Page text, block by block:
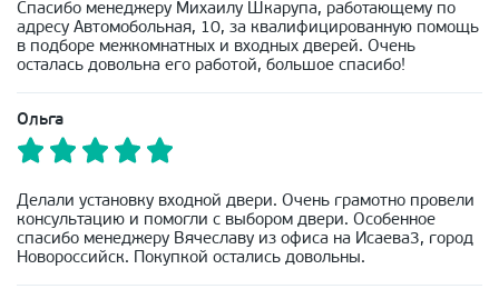
Спасибо менеджеру Михаилу Шкарупа, работающему по
адресу Автомобольная, 10, за квалифицированную помощь
в подборе межкомнатных и входных дверей. Очень
осталась довольна его работой, большое спасибо!
Ольга
Делали установку входной двери. Очень грамотно провели
консультацию и помогли с выбором двери. Особенное
спасибо менеджеру Вячеславу из офиса на Исаева3, город
Новороссийск. Покупкой остались довольны.